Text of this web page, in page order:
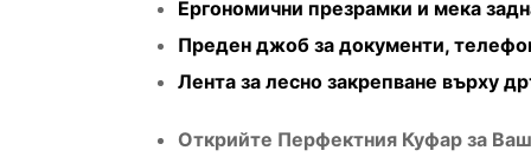
Ергономични презрамки и мека
Преден джоб за документи,
Лента за лесно закрепване върху
Открийте Перфектния Куфар за